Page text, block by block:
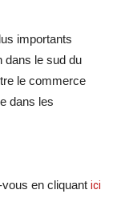
importants
dans le sud du
le commerce
dans les
en cliquant ici